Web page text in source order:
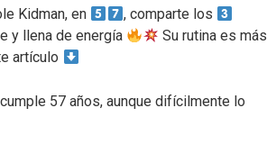
Kidman, en
, comparte los
y llena de energía
Su rutina es más
artículo
57 años, aunque difícilmente lo